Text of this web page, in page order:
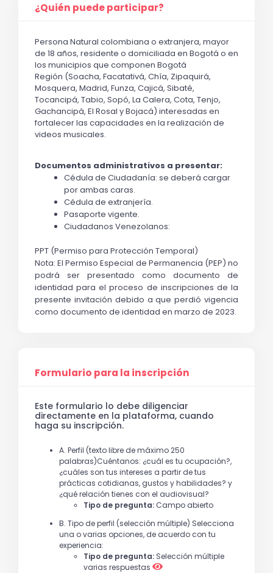
¿Quién puede participar?
Persona Natural colombiana o extranjera, mayor
de 18 años, residente o domiciliada en Bogotá o en
los municipios que componen Bogotá
Región (Soacha, Facatativá, Chía, Zipaquirá,
Mosquera, Madrid, Funza, Cajicá, Sibaté,
Tocancipá, Tabio, Sopó, La Calera, Cota, Tenjo,
Gachancipá, El Rosal y Bojacá) interesadas en
fortalecer las capacidades en la realización de
videos musicales.
Documentos administrativos a presentar:
Cédula de Ciudadanía: se deberá cargar
por ambas caras.
Cédula de extranjería.
Pasaporte vigente.
Ciudadanos Venezolanos:
PPT (Permiso para Protección Temporal)
Nota: El Permiso Especial de Permanencia (PEP) no
podrá ser presentado como documento de
identidad para el proceso de inscripciones de la
presente invitación debido a que perdió vigencia
como documento de identidad en marzo de 2023.
Formulario para la inscripción
Este formulario lo debe diligenciar
directamente en la plataforma, cuando
haga su inscripción.
A. Perfil (texto libre de máximo 250
palabras)Cuéntanos: ¿cuál es tu ocupación?,
¿cuáles son tus intereses a partir de tus
prácticas cotidianas, gustos y habilidades? y
¿qué relación tienes con el audiovisual?
Tipo de pregunta: Campo abierto
B. Tipo de perfil (selección múltiple) Selecciona
una o varias opciones, de acuerdo con tu
experiencia:
Tipo de pregunta: Selección múltiple
varias respuestas